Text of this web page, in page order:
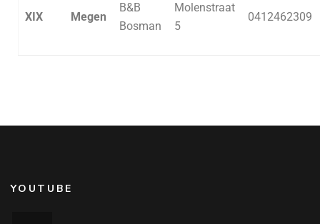
XIX Megen
B&B
Bosman
Molenstraat
5
0412462309
YOUTUBE